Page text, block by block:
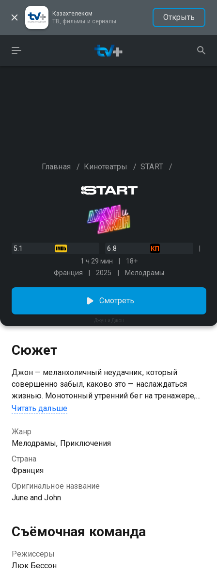
Казахтелеком
ТВ, фильмы и сериалы
Открыть
Главная / Кинотеатры / START /
5.1
6.8
1 ч 29 мин
18+
Франция
2025 Мелодрамы
Джун и Джон
Смотреть
Сюжет
Джон — меланхоличный неудачник, который
совершенно забыл, каково это — наслаждаться
жизнью. Монотонный утренний бег на тренажере,
скучная работа с дотошным начальником и
серые будни уныло сменяют друг друга, пока один
злополучный день не выводит парня из себя.
Судьба ли, но именно в самый тяжелый момент
герой встречает Джун — девушку, которая
отказывается следовать любым правилам и точно
знает, как получать удовольствие. У них есть всего
72 часа, чтобы провести их вместе в безумнейшем
Читать дальше
Жанр
Мелодрамы, Приключения
Страна
Франция
Оригинальное название
June and John
Съёмочная команда
Режиссёры
Люк Бессон